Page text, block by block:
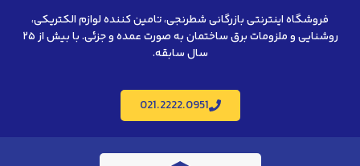
فروشگاه اینترنتی بازرگانی شطرنجی، تامین کننده لوازم الکتریکی،
روشنایی و ملزومات برق ساختمان به صورت عمده و جزئی. با بیش از ۲۵
سال سابقه.
021.2222.0951